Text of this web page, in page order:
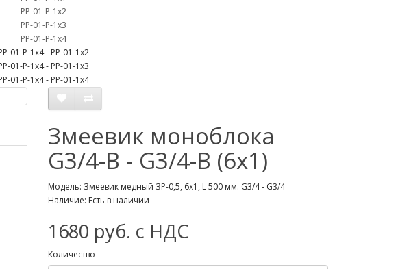
Змеевик моноблока
G3/4-B - G3/4-B (6х1)
Модель: Змеевик медный ЗР-0,5, 6х1, L 500 мм. G3/4 - G3/4
Наличие: Есть в наличии
1680 руб. с НДС
Количество